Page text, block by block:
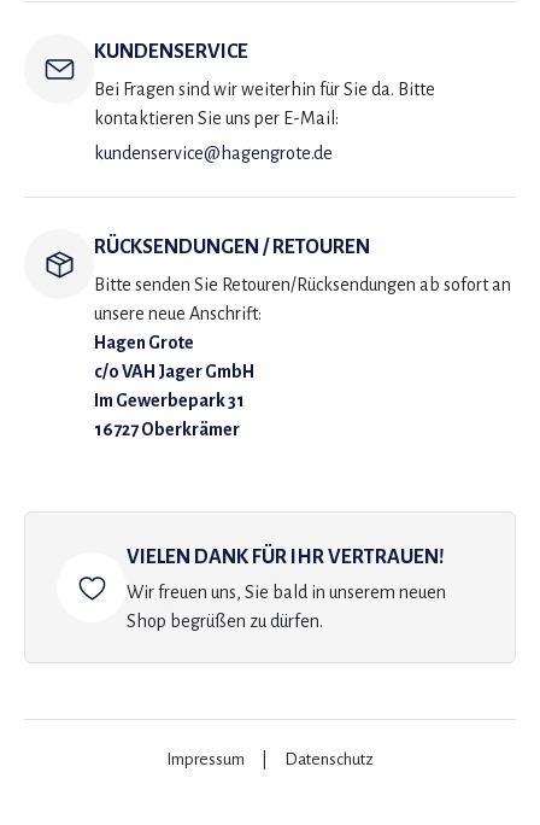
KUNDENSERVICE
Bei Fragen sind wir weiterhin für Sie da. Bitte
kontaktieren Sie uns per E-Mail:
kundenservice@hagengrote.de
RÜCKSENDUNGEN / RETOUREN
Bitte senden Sie Retouren/Rücksendungen ab sofort an
unsere neue Anschrift:
Hagen Grote
c/o VAH Jager GmbH
Im Gewerbepark 31
16727 Oberkrämer
VIELEN DANK FÜR IHR VERTRAUEN!
Wir freuen uns, Sie bald in unserem neuen
Shop begrüßen zu dürfen.
Impressum Datenschutz